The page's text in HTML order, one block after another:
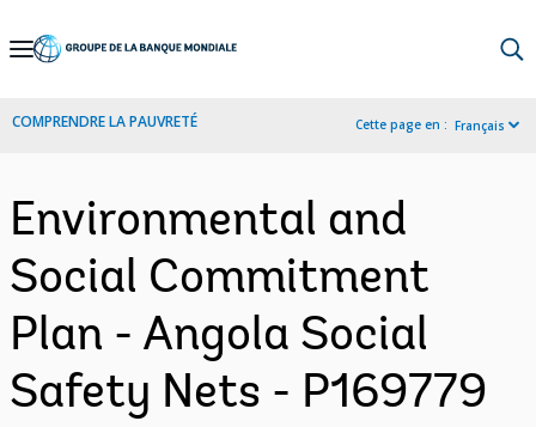
Skip
Navigation
COMPRENDRE LA PAUVRETÉ Cette page en : Français
Environmental and
Social Commitment
Plan - Angola Social
Safety Nets - P169779